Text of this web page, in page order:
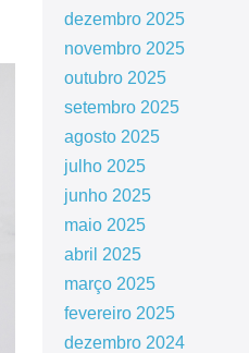
dezembro 2025
novembro 2025
outubro 2025
setembro 2025
agosto 2025
julho 2025
junho 2025
maio 2025
abril 2025
março 2025
fevereiro 2025
dezembro 2024